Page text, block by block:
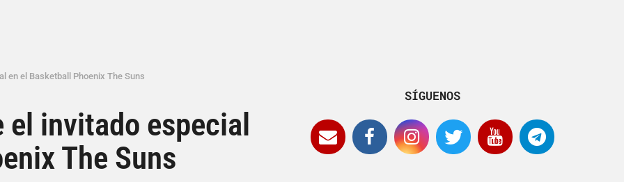
en el Basketball Phoenix The Suns
el invitado especial
The Suns
SÍGUENOS